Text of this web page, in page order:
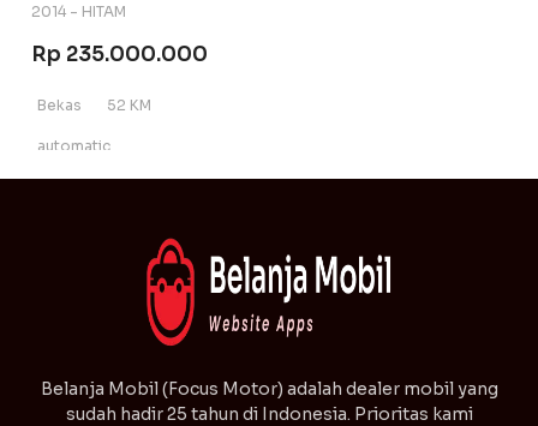
2014 - HITAM
Rp 235.000.000
Bekas 52 KM
automatic
⁠Belanja Mobil (Focus Motor) adalah dealer mobil yang
sudah hadir 25 tahun di Indonesia. Prioritas kami